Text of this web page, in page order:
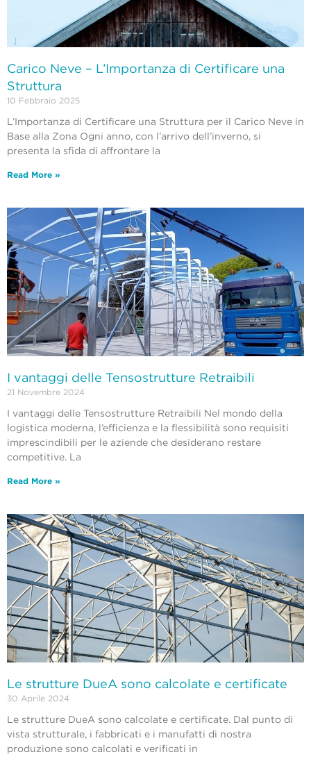
Carico Neve – L’Importanza di Certificare una
Struttura
10 Febbraio 2025
L’Importanza di Certificare una Struttura per il Carico Neve in
Base alla Zona Ogni anno, con l’arrivo dell’inverno, si
presenta la sfida di affrontare la
Read More »
I vantaggi delle Tensostrutture Retraibili
21 Novembre 2024
I vantaggi delle Tensostrutture Retraibili Nel mondo della
logistica moderna, l’efficienza e la flessibilità sono requisiti
imprescindibili per le aziende che desiderano restare
competitive. La
Read More »
Le strutture DueA sono calcolate e certificate
30 Aprile 2024
Le strutture DueA sono calcolate e certificate. Dal punto di
vista strutturale, i fabbricati e i manufatti di nostra
produzione sono calcolati e verificati in